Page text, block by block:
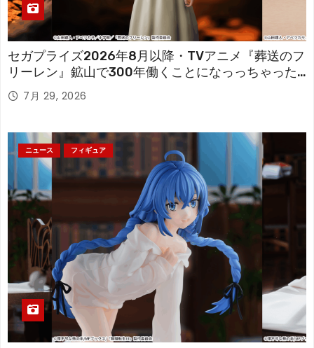
セガプライズ2026年8月以降・TVアニメ『葬送のフ
リーレン』鉱山で300年働くことになっっちゃった
「フリーレン」を立体化！
7月 29, 2026
ニュース フィギュア